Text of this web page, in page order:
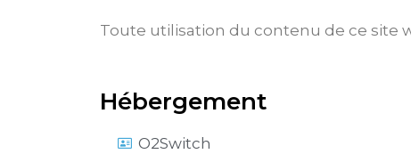
Toute utilisation du contenu de ce site
Hébergement
O2Switch